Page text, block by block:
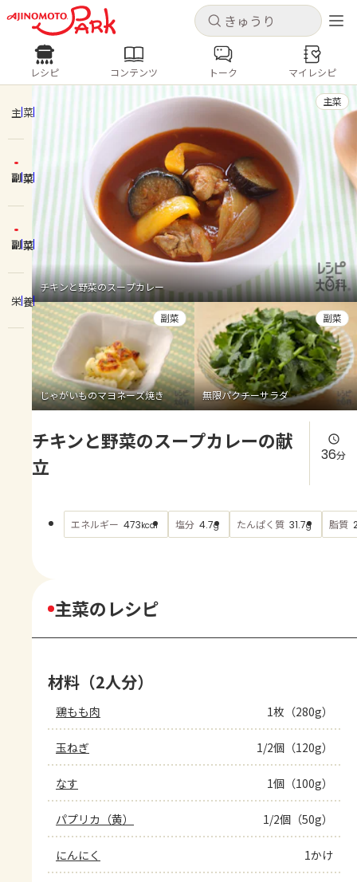
キャンセル
ログインするとレシピを保存できます
ログイン 新規登録
ホーム
コンテンツ
レシピ
トーク
よくあるお問い合わせ
お買い物
AJINOMOTO PARK とは
キャンセル
レシピ コンテンツ
人気の食材・レシピ
きゅうり なす トマト
とうもろこし
ピーマン
みょうが ゴーヤ
レシピ コンテンツ トーク マイレシピ
主菜
副菜
副菜
栄養
チキンと野菜のスープカレー
主菜
じゃがいものマヨネーズ焼き
副菜
無限パクチーサラダ
副菜
チキンと野菜のスープカレーの献
立
36分
エネルギー 473kcal 塩分 4.7g たんぱく質 31.7g 脂質
主菜のレシピ
材料（2人分）
鶏もも肉 1枚（280g）
玉ねぎ 1/2個（120g）
なす 1個（100g）
パプリカ（黄） 1/2個（50g）
にんにく 1かけ